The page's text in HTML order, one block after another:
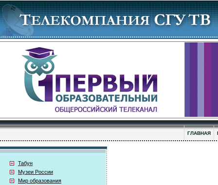
ГЛАВНАЯ
Табун
Музеи России
Мир образования